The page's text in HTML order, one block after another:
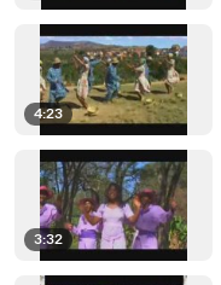
4:23
3:32